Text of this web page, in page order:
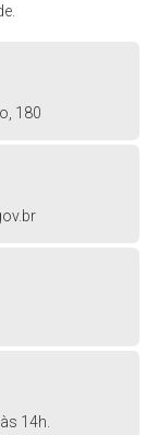
180
14h.